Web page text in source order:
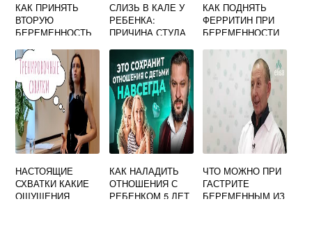
КАК ПРИНЯТЬ
ВТОРУЮ
БЕРЕМЕННОСТЬ
СЛИЗЬ В КАЛЕ У
РЕБЕНКА:
ПРИЧИНА СТУЛА
МЛАДЕНЦА,
ЛЕЧЕНИЕ, ЧТО
ДЕЛАТЬ
КАК ПОДНЯТЬ
ФЕРРИТИН ПРИ
БЕРЕМЕННОСТИ
НАСТОЯЩИЕ
СХВАТКИ КАКИЕ
ОЩУЩЕНИЯ
КАК НАЛАДИТЬ
ОТНОШЕНИЯ С
РЕБЕНКОМ 5 ЛЕТ
ЧТО МОЖНО ПРИ
ГАСТРИТЕ
БЕРЕМЕННЫМ ИЗ